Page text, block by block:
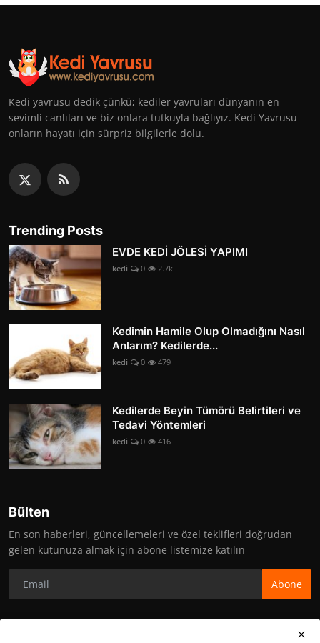
Kedi yavrusu dedik çünkü; kediler yavruları dünyanın en
sevimli canlıları ve biz onlara tutkuyla bağlıyız. Kedi Yavrusu
onların hayatı için sürpriz bilgilerle dolu.
Trending Posts
EVDE KEDİ JÖLESİ YAPIMI
kedi 0 2.7k
Kedimin Hamile Olup Olmadığını Nasıl
Anlarım? Kedilerde...
kedi 0 479
Kedilerde Beyin Tümörü Belirtileri ve
Tedavi Yöntemleri
kedi 0 416
Bülten
En son haberleri, güncellemeleri ve özel teklifleri doğrudan
gelen kutunuza almak için abone listemize katılın
Abone